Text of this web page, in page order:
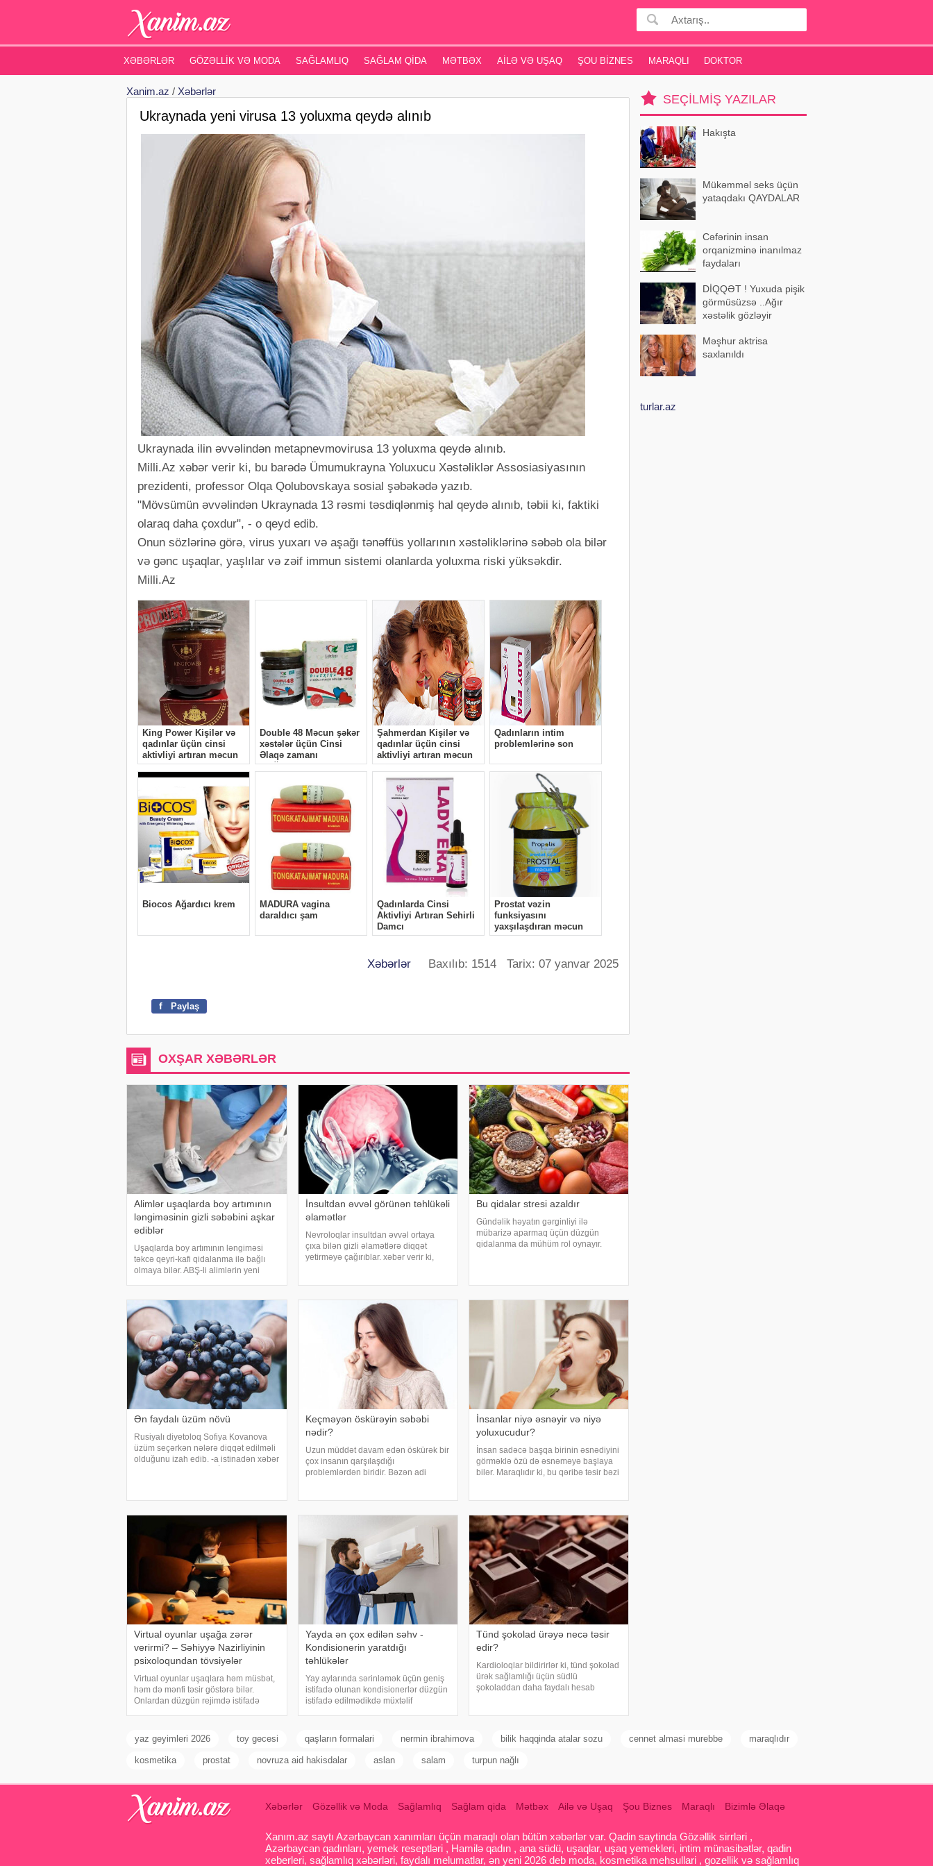
XƏBƏRLƏR GÖZƏLLIK VƏ MODA SAĞLAMLIQ SAĞLAM QIDA MƏTBƏX AILƏ VƏ UŞAQ ŞOU BIZNES MARAQLI DOKTOR
Xanim.az / Xəbərlər
Ukraynada yeni virusa 13 yoluxma qeydə alınıb
Ukraynada ilin əvvəlindən metapnevmovirusa 13 yoluxma qeydə alınıb.
Milli.Az xəbər verir ki, bu barədə Ümumukrayna Yoluxucu Xəstəliklər Assosiasiyasının
prezidenti, professor Olqa Qolubovskaya sosial şəbəkədə yazıb.
"Mövsümün əvvəlindən Ukraynada 13 rəsmi təsdiqlənmiş hal qeydə alınıb, təbii ki, faktiki
olaraq daha çoxdur", - o qeyd edib.
Onun sözlərinə görə, virus yuxarı və aşağı tənəffüs yollarının xəstəliklərinə səbəb ola bilər
və gənc uşaqlar, yaşlılar və zəif immun sistemi olanlarda yoluxma riski yüksəkdir.
Milli.Az
Xəbərlər Baxılıb: 1514 Tarix: 07 yanvar 2025
f Paylaş
OXŞAR XƏBƏRLƏR
Alimlər uşaqlarda boy artımının
ləngiməsinin gizli səbəbini aşkar
ediblər
Uşaqlarda boy artımının ləngiməsi
təkcə qeyri-kafi qidalanma ilə bağlı
olmaya bilər. ABŞ-li alimlərin yeni
hələ ana bətnində olarkən körpənin
inkişafın
İnsultdan əvvəl görünən təhlükəli
əlamətlər
Nevroloqlar insultdan əvvəl ortaya
çıxa bilən gizli əlamətlərə diqqət
yetirməyə çağırıblar. xəbər verir ki,
Bu qidalar stresi azaldır
Gündəlik həyatın gərginliyi ilə
mübarizə aparmaq üçün düzgün
qidalanma da mühüm rol oynayır.
Ən faydalı üzüm növü
Rusiyalı diyetoloq Sofiya Kovanova
üzüm seçərkən nələrə diqqət edilməli
olduğunu izah edib. -a istinadən xəbər
Keçməyən öskürəyin səbəbi
nədir?
Uzun müddət davam edən öskürək bir
çox insanın qarşılaşdığı
problemlərdən biridir. Bəzən adi
tənəffüs yolu infeksiyası olmur
İnsanlar niyə əsnəyir və niyə
yoluxucudur?
İnsan sadəcə başqa birinin əsnədiyini
görməklə özü də əsnəməyə başlaya
bilər. Maraqlıdır ki, bu qəribə təsir bəzi
Virtual oyunlar uşağa zərər
verirmi? – Səhiyyə Nazirliyinin
psixoloqundan tövsiyələr
Virtual oyunlar uşaqlara həm müsbət,
həm də mənfi təsir göstərə bilər.
Onlardan düzgün rejimdə istifadə
psixoloji problemlərə səbəb ola bilər
Yayda ən çox edilən səhv -
Kondisionerin yaratdığı
təhlükələr
Yay aylarında sərinləmək üçün geniş
istifadə olunan kondisionerlər düzgün
istifadə edilmədikdə müxtəlif
dəyişiklikləri, quru hava və baxımsız
kondisionerlərd
Tünd şokolad ürəyə necə təsir
edir?
Kardioloqlar bildirirlər ki, tünd şokolad
ürək sağlamlığı üçün südlü
şokoladdan daha faydalı hesab
SEÇILMIŞ YAZILAR
Hakışta
Mükəmməl seks üçün
yataqdakı QAYDALAR
Cəfərinin insan
orqanizminə inanılmaz
faydaları
DİQQƏT ! Yuxuda pişik
görmüsüzsə ..Ağır
xəstəlik gözləyir
Məşhur aktrisa
saxlanıldı
turlar.az
yaz geyimleri 2026 toy gecesi qaşların formalari nermin ibrahimova bilik haqqinda atalar sozu cennet almasi murebbe maraqlıdır
kosmetika prostat novruza aid hakisdalar aslan salam turpun nağlı
Xəbərlər Gözəllik və Moda Sağlamlıq Sağlam qida Mətbəx Ailə və Uşaq Şou Biznes Maraqlı Bizimlə Əlaqə
Xanım.az saytı Azərbaycan xanımları üçün maraqlı olan bütün xəbərlər var. Qadin saytinda Gözəllik sirrləri ,
Azərbaycan qadınları, yemek reseptləri , Hamilə qadın , ana südü, uşaqlar, uşaq yemekleri, intim münasibətlər, qadin
xeberleri, sağlamlıq xəbərləri, faydalı melumatlar, ən yeni 2026 deb moda, kosmetika mehsullari , gozellik və sağlamlıq